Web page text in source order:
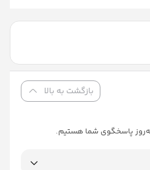
بازگشت به بالا